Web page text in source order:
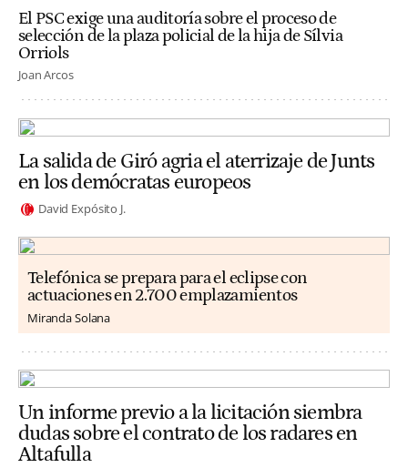
El PSC exige una auditoría sobre el proceso de
selección de la plaza policial de la hija de Sílvia
Orriols
Joan Arcos
La salida de Giró agria el aterrizaje de Junts
en los demócratas europeos
David Expósito J.
Telefónica se prepara para el eclipse con
actuaciones en 2.700 emplazamientos
Miranda Solana
Un informe previo a la licitación siembra
dudas sobre el contrato de los radares en
Altafulla